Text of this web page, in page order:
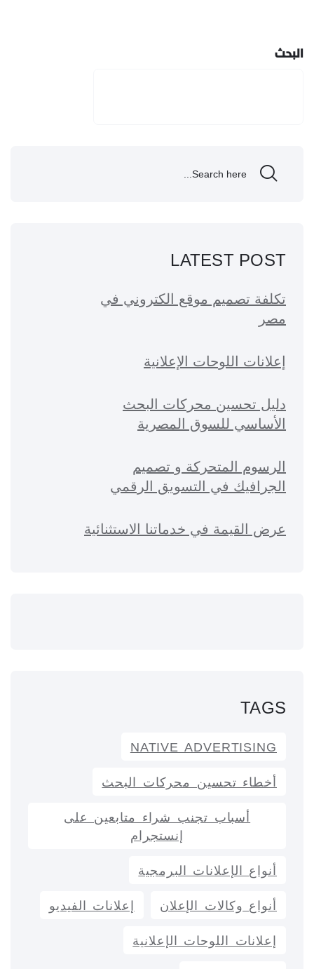
البحث
LATEST POST
تكلفة تصميم موقع الكتروني في
مصر
إعلانات اللوحات الإعلانية
دليل تحسين محركات البحث
الأساسي للسوق المصرية
الرسوم المتحركة و تصميم
الجرافيك في التسويق الرقمي
عرض القيمة في خدماتنا الاستثنائية
TAGS
NATIVE ADVERTISING
أخطاء تحسين محركات البحث
أسباب تجنب شراء متابعين على
إنستجرام
أنواع الإعلانات البرمجية
أنواع وكالات الإعلان إعلانات الفيديو
إعلانات اللوحات الإعلانية